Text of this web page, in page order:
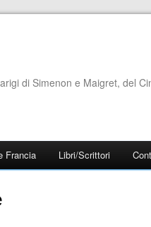
di Simenon e Maigret, del
Francia Libri/Scrittori